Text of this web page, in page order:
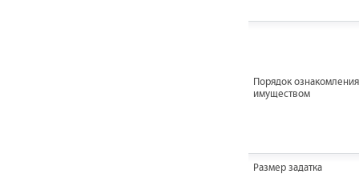
Порядок
имуществом
Размер задатка